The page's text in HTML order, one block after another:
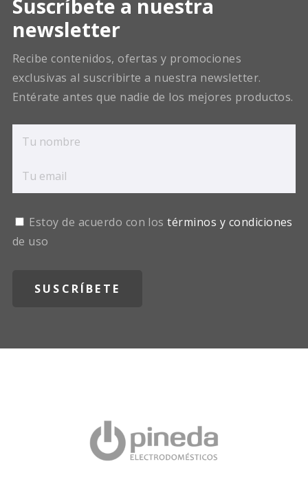
Suscríbete a nuestra
newsletter
Recibe contenidos, ofertas y promociones
exclusivas al suscribirte a nuestra newsletter.
Entérate antes que nadie de los mejores productos.
Estoy de acuerdo con lostérminos y condiciones
de uso